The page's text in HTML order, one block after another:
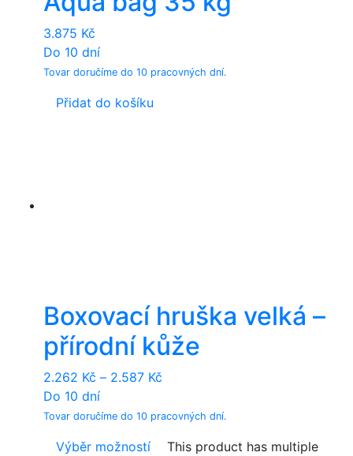
3.875 Kč
Do 10 dní
Tovar doručíme do 10 pracovných dní.
Přidat do košíku
Boxovací hruška velká –
přírodní kůže
2.262 Kč – 2.587 Kč
Do 10 dní
Tovar doručíme do 10 pracovných dní.
Výběr možností
This product has multiple